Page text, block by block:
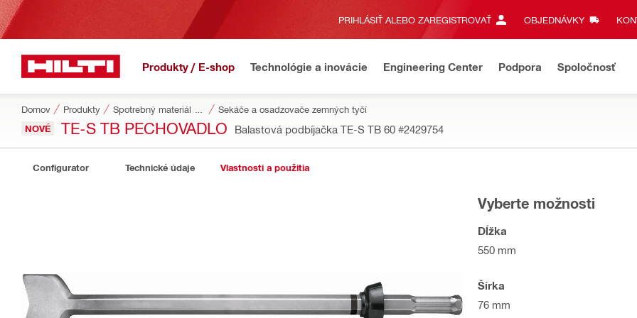
PRIHLÁSIŤ ALEBO ZAREGISTROVAŤ OBJEDNÁVKY
Produkty / E-shop Technológie a inovácie Engineering Center Podpora Spoločnosť
Domov Produkty Sekáče a osadzovače zemných tyčí
NOVÉ TE-S TB PECHOVADLO Balastová podbíjačka TE-S TB 60 #2429754
Configurator Technické údaje Vlastnosti a použitia
Vyberte možnosti
Dĺžka
550 mm
Šírka
76 mm